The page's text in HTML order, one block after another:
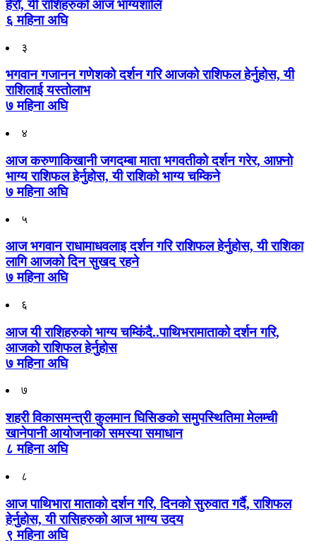
हेरौँ, यी राशिहरुको आज भाग्यशालि
६ महिना अघि
३
भगवान गजानन गणेशको दर्शन गरि आजको राशिफल हेर्नुहोस, यी
राशिलाई यस्तोलाभ
७ महिना अघि
४
आज करुणाकिखानी जगदम्बा माता भगवतीको दर्शन गरेर, आफ़्नो
भाग्य राशिफल हेर्नुहोस, यी राशिको भाग्य चम्किने
७ महिना अघि
५
आज भगवान राधामाधवलाइ दर्शन गरि राशिफल हेर्नुहोस, यी राशिका
लागि आजको दिन सुखद रहने
७ महिना अघि
६
आज यी राशिहरुको भाग्य चम्किंदै..पाथिभरामाताको दर्शन गरि,
आजको राशिफल हेर्नुहोस
७ महिना अघि
७
शहरी विकासमन्त्री कुलमान घिसिङको समुपस्थितिमा मेलम्ची
खानेपानी आयोजनाको समस्या समाधान
८ महिना अघि
८
आज पाथिभारा माताको दर्शन गरि, दिनको सुरुवात गर्दै, राशिफल
हेर्नुहोस, यी रासिहरुको आज भाग्य उदय
९ महिना अघि